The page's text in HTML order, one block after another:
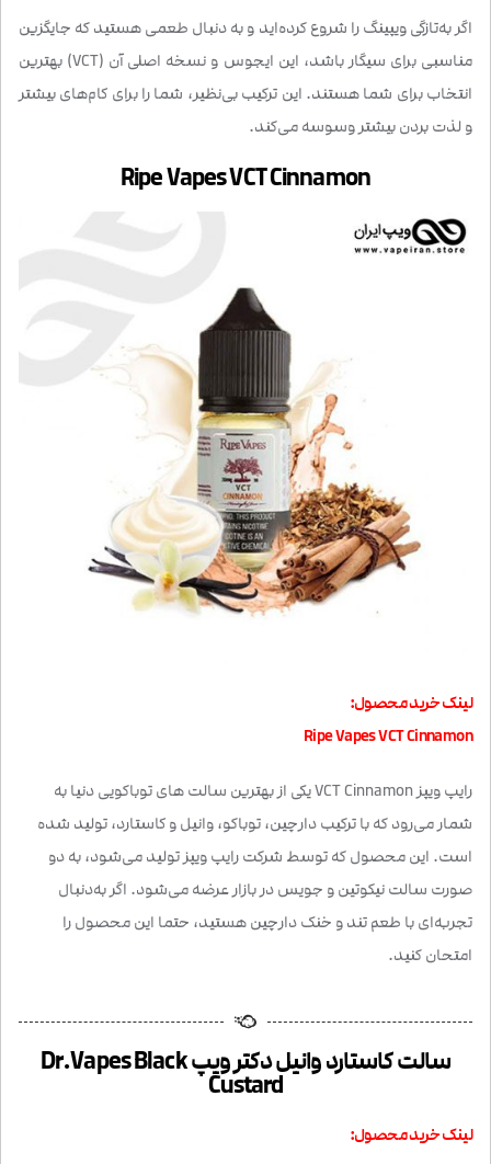
اگر به‌تازگی ویپینگ را شروع کرده‌اید و به دنبال طعمی هستید که جایگزین
مناسبی برای سیگار باشد، این ایجوس و نسخه اصلی آن (VCT) بهترین
انتخاب برای شما هستند. این ترکیب بی‌نظیر، شما را برای کام‌های بیشتر
و لذت بردن بیشتر وسوسه می‌کند.
Ripe Vapes VCT Cinnamon
لینک خرید محصول:
Ripe Vapes VCT Cinnamon
رایپ ویپز VCT Cinnamon یکی از بهترین سالت های توباکویی دنیا به
شمار می‌رود که با ترکیب دارچین، توباکو، وانیل و کاستارد، تولید شده
است. این محصول که توسط شرکت رایپ ویپز تولید می‌شود، به دو
صورت سالت نیکوتین و جویس در بازار عرضه می‌شود. اگر به‌دنبال
تجربه‌ای با طعم تند و خنک دارچین هستید، حتما این محصول را
امتحان کنید.
سالت کاستارد وانیل دکتر ویپ Dr.Vapes Black
Custard
لینک خرید محصول: